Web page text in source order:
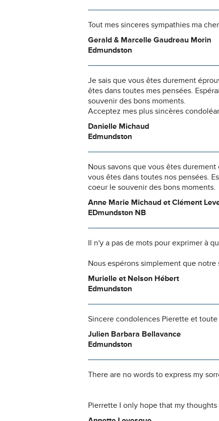
Tout mes sinceres sympathies ma
Gerald & Marcelle Gaudreau Morin
Edmundston
Je sais que vous êtes durement
êtes dans toutes mes pensées.
souvenir des bons moments.
Acceptez mes plus sincères
Danielle Michaud
Edmundston
Nous savons que vous êtes
vous êtes dans toutes nos pensées.
coeur le souvenir des bons moments.
Anne Marie Michaud et Clément
EDmundston NB
Il n'y a pas de mots pour exprimer à
Nous espérons simplement que
Murielle et Nelson Hébert
Edmundston
Sincere condolences Pierette et
Julien Barbara Bellavance
Edmundston
There are no words to express my
Pierrette I only hope that my